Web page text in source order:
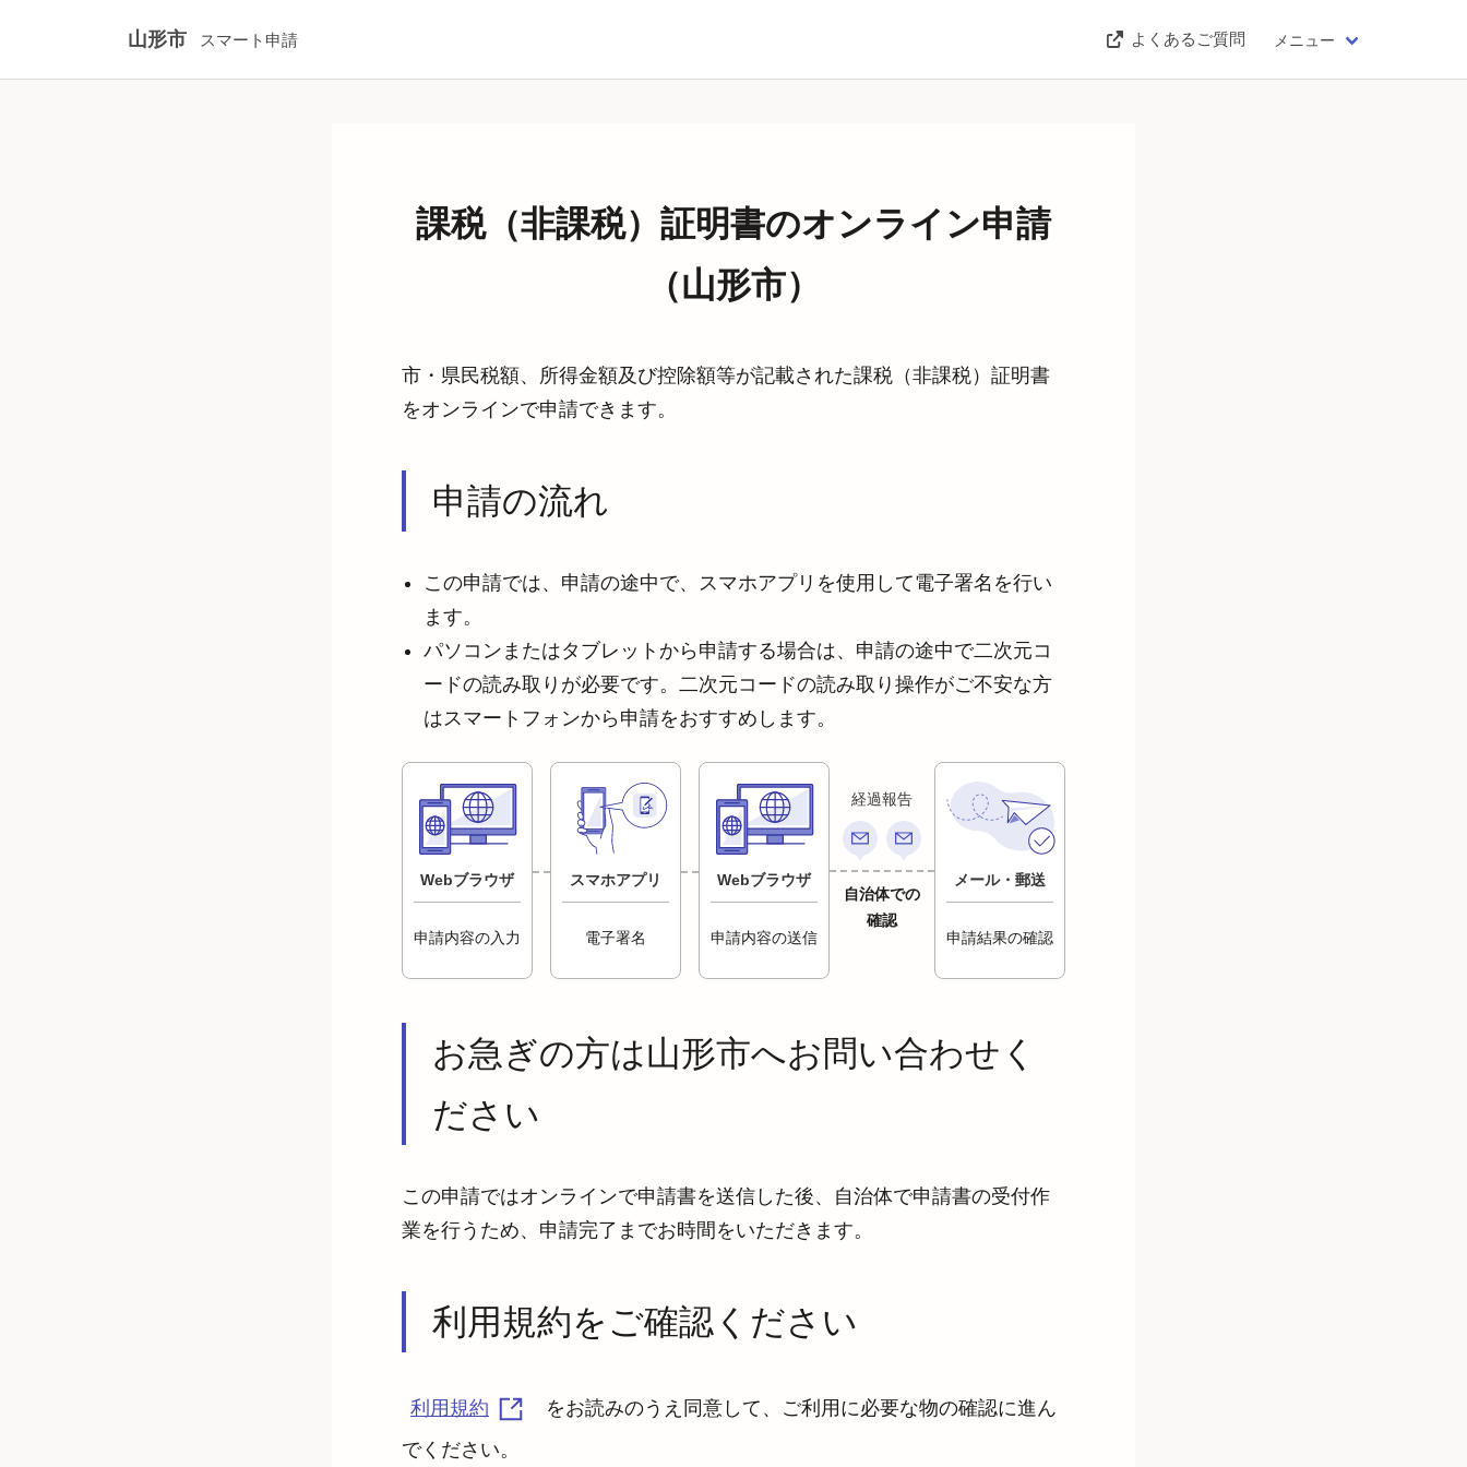
山形市 スマート申請 よくあるご質問 メニュー
課税（非課税）証明書のオンライン申請
（山形市）
市・県民税額、所得金額及び控除額等が記載された課税（非課税）証明書
をオンラインで申請できます。
申請の流れ
この申請では、申請の途中で、スマホアプリを使用して電子署名を行い
ます。
パソコンまたはタブレットから申請する場合は、申請の途中で二次元コ
ードの読み取りが必要です。二次元コードの読み取り操作がご不安な方
はスマートフォンから申請をおすすめします。
Webブラウザ
申請内容の入力
スマホアプリ
電子署名
Webブラウザ
申請内容の送信
経過報告
自治体での
確認
メール・郵送
申請結果の確認
お急ぎの方は山形市へお問い合わせく
ださい
この申請ではオンラインで申請書を送信した後、自治体で申請書の受付作
業を行うため、申請完了までお時間をいただきます。
利用規約をご確認ください
利用規約
をお読みのうえ同意して、ご利用に必要な物の確認に進ん
でください。